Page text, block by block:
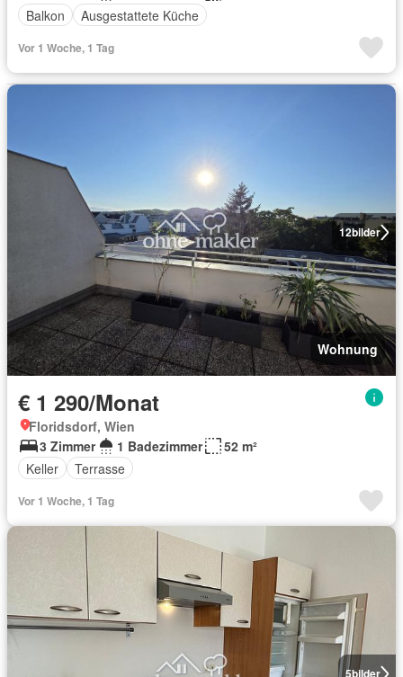
Balkon
Ausgestattete Küche
Vor 1 Woche, 1 Tag
12bilder
Wohnung
€ 1 290/Monat
Floridsdorf, Wien
3 Zimmer
1 Badezimmer
52 m²
Keller
Terrasse
Vor 1 Woche, 1 Tag
5bilder